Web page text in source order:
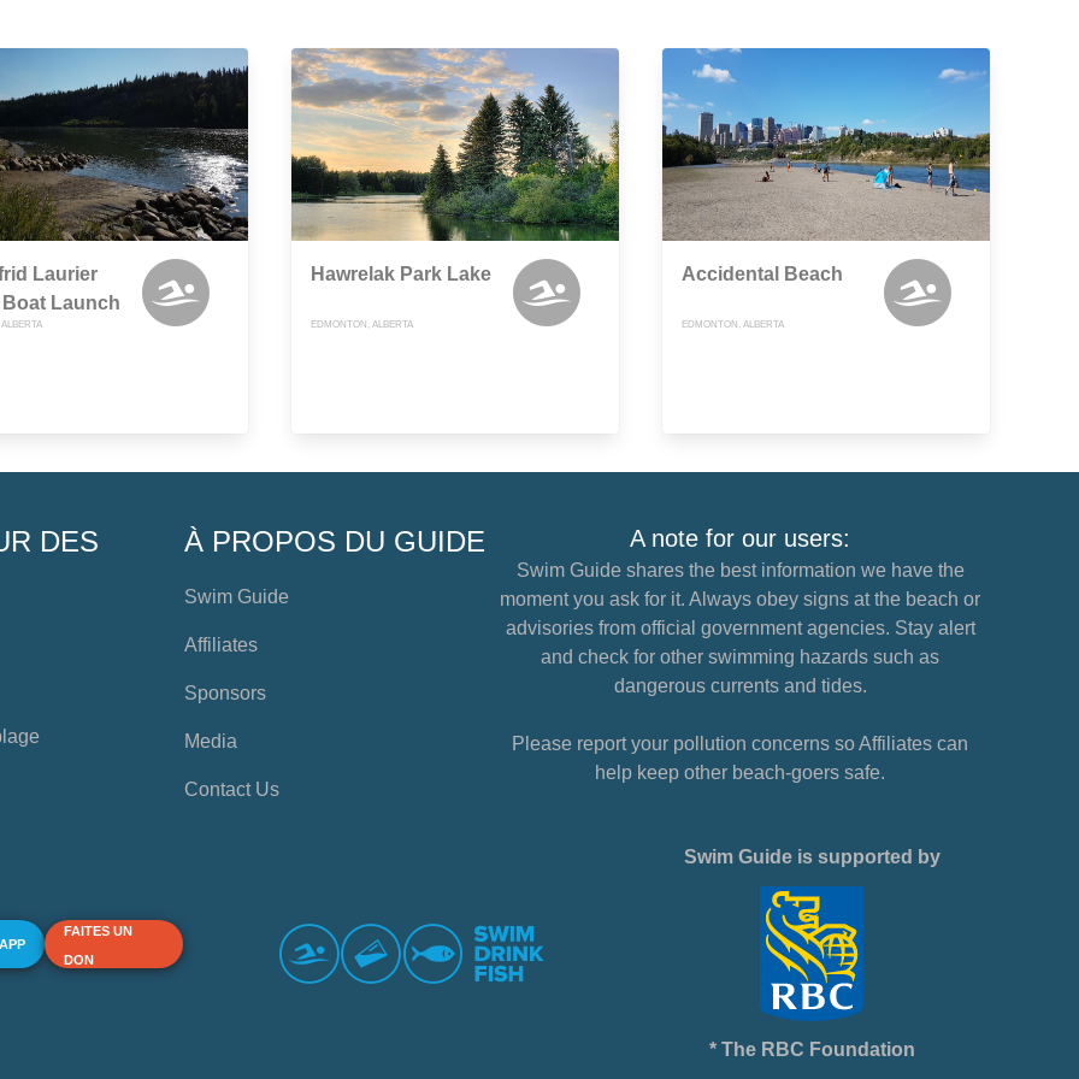
Laurier
Boat Launch
Hawrelak Park Lake
EDMONTON, ALBERTA
Accidental Beach
EDMONTON, ALBERTA
DES À PROPOS DU GUIDE
Swim Guide
Affiliates
Sponsors
Media
Contact Us
A note for our users:
Swim Guide shares the best information we have the
moment you ask for it. Always obey signs at the beach or
advisories from official government agencies. Stay alert
and check for other swimming hazards such as
dangerous currents and tides.
Please report your pollution concerns so Affiliates can
help keep other beach-goers safe.
FAITES UN
DON
Swim Guide is supported by
* The RBC Foundation